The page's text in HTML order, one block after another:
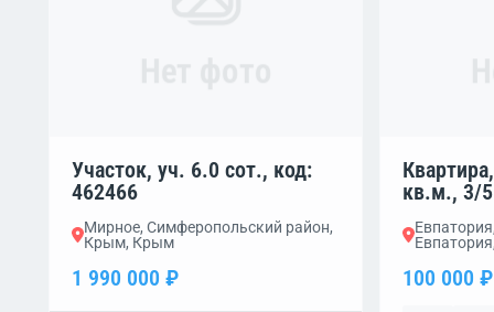
Участок, уч. 6.0 сот., код:
462466
Мирное, Симферопольский район,
Крым, Крым
1 990 000 ₽
кв.м., 3/
100 000 ₽